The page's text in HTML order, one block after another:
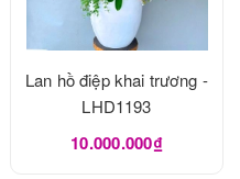
Lan hồ điệp khai trương -
LHD1193
10.000.000₫